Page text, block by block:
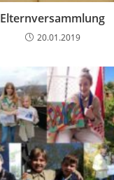
Elternversammlung
20.01.2019